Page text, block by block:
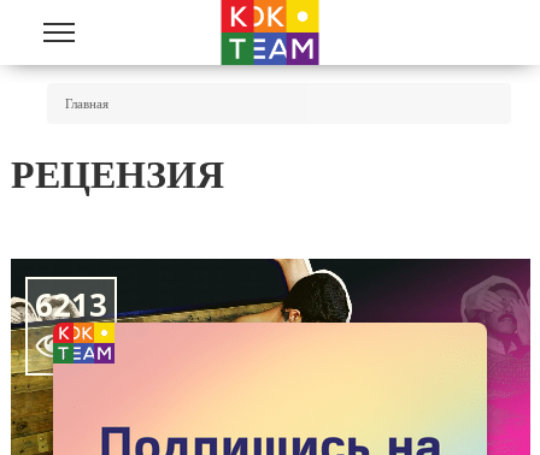
Перейти к основному содержанию
Главная
РЕЦЕНЗИЯ
6213
